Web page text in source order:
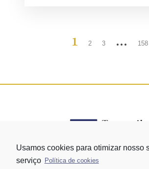
1 2 3 … 158
Usamos cookies para otimizar nosso
serviço Política de cookies